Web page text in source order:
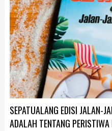
SEPATUALANG EDISI JALAN-
ADALAH TENTANG